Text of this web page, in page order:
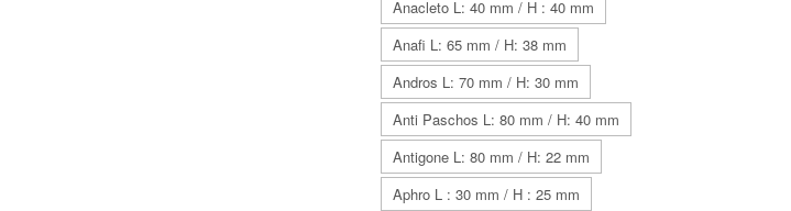
Anacleto L: 40 mm / H : 40 mm
Anafi L: 65 mm / H: 38 mm
Andros L: 70 mm / H: 30 mm
Anti Paschos L: 80 mm / H: 40 mm
Antigone L: 80 mm / H: 22 mm
Aphro L : 30 mm / H : 25 mm